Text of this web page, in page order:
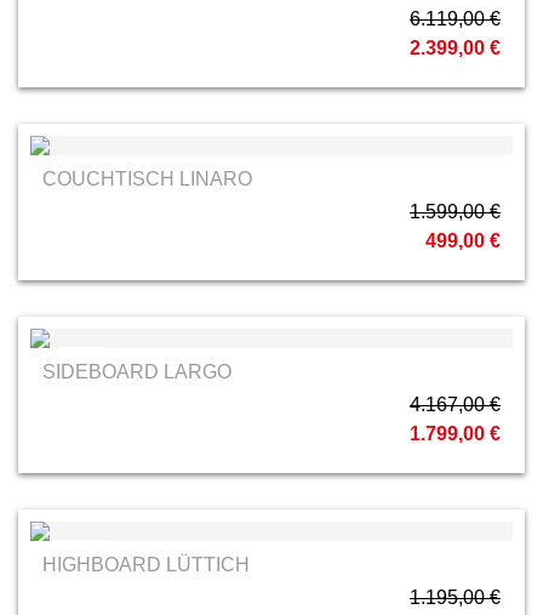
6.119,00 €
2.399,00 €
COUCHTISCH LINARO
1.599,00 €
499,00 €
RMW
SIDEBOARD LARGO
4.167,00 €
1.799,00 €
MCA
HIGHBOARD LÜTTICH
1.195,00 €